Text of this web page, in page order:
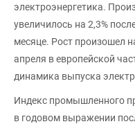
электроэнергетика.
увеличилось на 2,3%
месяце. Рост произошел
апреля в европейской
динамика выпуска
Индекс промышленного
в годовом выражении